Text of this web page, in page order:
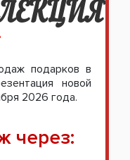
подарков в
новой
2026 года.
через: